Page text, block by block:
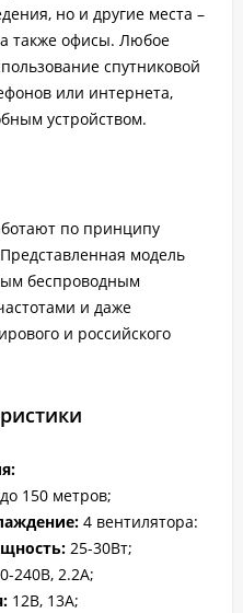
но и другие места –
также офисы. Любое
спутниковой
или интернета,
устройством.
по принципу
модель
беспроводным
и даже
и российского
до 150 метров;
4 вентилятора:
25-30Вт;
240В, 2.2А;
12В, 13А;